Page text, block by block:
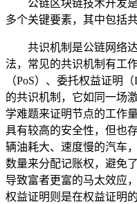
公链区块链技术开发
多个关键要素，其中包括
共识机制是公链网络
法，常见的共识机制有工
（PoS）、委托权益证明
的共识机制，它如同一场
学难题来证明节点的工作
具有较高的安全性，但也
辆油耗大、速度慢的汽车
数量来分配记账权，避免
导致富者更富的马太效应
权益证明则是在权益证明